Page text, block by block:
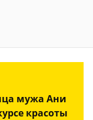
мужа Ани
красоты